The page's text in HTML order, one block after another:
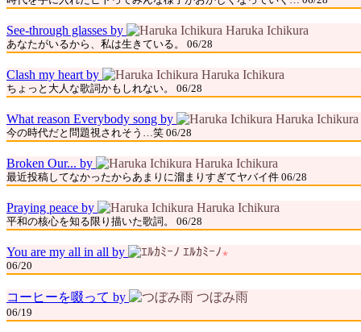
See-through glasses by Haruka Ichikura
あなたがいるから、私は生きている。 06/28
Clash my heart by Haruka Ichikura
ちょっと大人な歌詞かもしれない。 06/28
What reason Everybody song by Haruka Ichikura
今の時代だと問題視されそう…笑 06/28
Broken Our... by Haruka Ichikura
最近投稿してなかったからあまりに溜まりすぎてヤバイ件 06/28
Praying peace by Haruka Ichikura
平和の核心を知る限り描いた歌詞。 06/28
You are my all in all by ｴﾙｶﾐｰﾉ★
06/20
コーヒーを啜って by つぼみ雨
06/19